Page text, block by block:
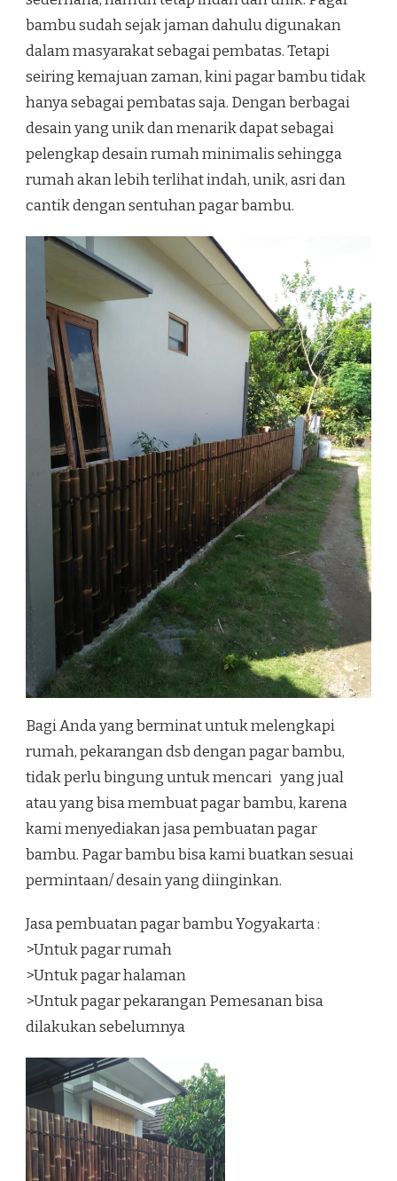
bambu sudah sejak jaman dahulu digunakan
dalam masyarakat sebagai pembatas. Tetapi
seiring kemajuan zaman, kini pagar bambu tidak
hanya sebagai pembatas saja. Dengan berbagai
desain yang unik dan menarik dapat sebagai
pelengkap desain rumah minimalis sehingga
rumah akan lebih terlihat indah, unik, asri dan
cantik dengan sentuhan pagar bambu.
Bagi Anda yang berminat untuk melengkapi
rumah, pekarangan dsb dengan pagar bambu,
tidak perlu bingung untuk mencari yang jual
atau yang bisa membuat pagar bambu, karena
kami menyediakan jasa pembuatan pagar
bambu. Pagar bambu bisa kami buatkan sesuai
permintaan/ desain yang diinginkan.
Jasa pembuatan pagar bambu Yogyakarta :
>Untuk pagar rumah
>Untuk pagar halaman
>Untuk pagar pekarangan Pemesanan bisa
dilakukan sebelumnya